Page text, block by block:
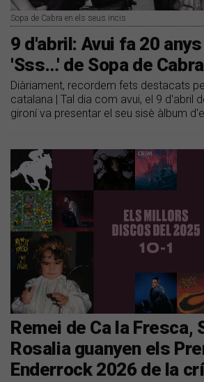
Sopa de Cabra en els seus incis
9 d'abril: Avui fa 20
'Sss…' de Sopa de Cabra
Diàriament, recordem fets destacats
catalana | Tal dia com avui, el 9 d'abril
gironí va presentar el seu sisè àlbum
Remei de Ca la Fresca,
Rosalia guanyen els
Enderrock 2026 de la